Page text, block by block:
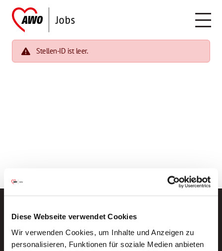
Diese Webseite verwendet Cookies
Wir verwenden Cookies, um Inhalte und Anzeigen zu
personalisieren, Funktionen für soziale Medien anbieten
Stellen-ID ist leer.
Neue Stellen per E-Mail.